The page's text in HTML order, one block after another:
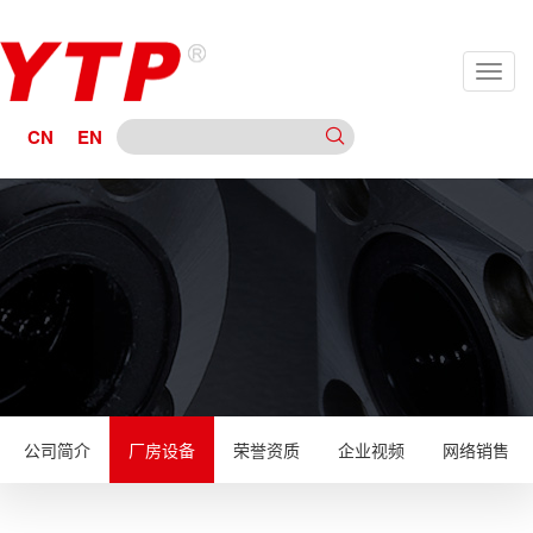
CN EN
公司简介 厂房设备 荣誉资质 企业视频 网络销售